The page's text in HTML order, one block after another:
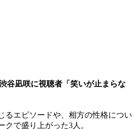
谷凪咲に視聴者「笑いが止まらな
るエピソードや、相方の性格につい
で盛り上がった3人。